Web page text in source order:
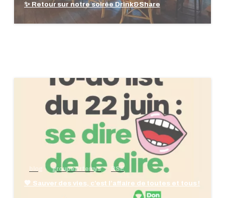
✨ Retour sur notre soirée Drink&Share
groupe Artemys RSE
💙 Sauver des vies, c’est l’affaire de toutes et tous !